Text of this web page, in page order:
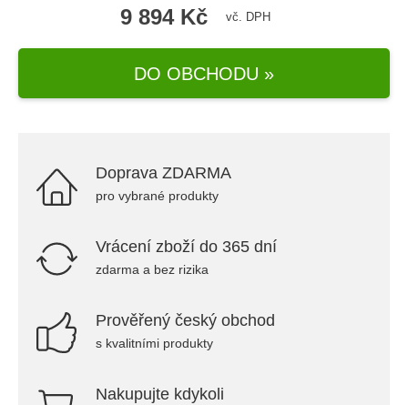
9 894 Kč vč. DPH
DO OBCHODU »
Doprava ZDARMA
pro vybrané produkty
Vrácení zboží do 365 dní
zdarma a bez rizika
Prověřený český obchod
s kvalitními produkty
Nakupujte kdykoli